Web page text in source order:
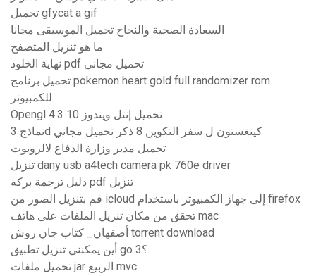
تحميل gfycat a gif
السعادة الصحية والنجاح تحميل الموسيقى مجانا
ما هو تنزيل المتصفح
نهاية الخلود pdf تحميل مجاني
تحميل برنامج pokemon heart gold full randomizer rom
للكمبيوتر
Opengl 4.3 تحميل إنتل ويندوز 10
نماذج 3d كينغستون ل سفر التكوين 8 ذكر تحميل مجاني
تحميل مدير وزارة الدفاع لالروبوت
تنزيل dany usb a4tech camera pk 760e driver
دليل ترجمة بركه pdf تنزيل
قم بتنزيل الصور من icloud إلى جهاز الكمبيوتر باستخدام firefox
تحقق من مكان تنزيل الملفات على هاتف mac
أصفهان_ كتاب جان روش torrent download
أين يمكنني تنزيل تطبيق go 3؟
تحميل ملفات jar الربيع mvc